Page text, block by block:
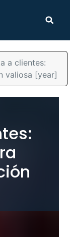
a clientes:
valiosa [year]